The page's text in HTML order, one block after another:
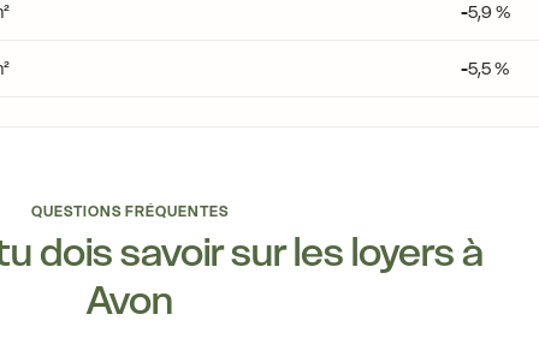
-5,9 %
-5,5 %
QUESTIONS FRÉQUENTES
dois savoir sur les loyers à
Avon